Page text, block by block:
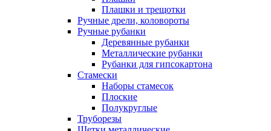
Плашки и трещотки
Ручные дрели, коловороты
Ручные рубанки
Деревянные рубанки
Металлические рубанки
Рубанки для гипсокартона
Стамески
Наборы стамесок
Плоские
Полукруглые
Труборезы